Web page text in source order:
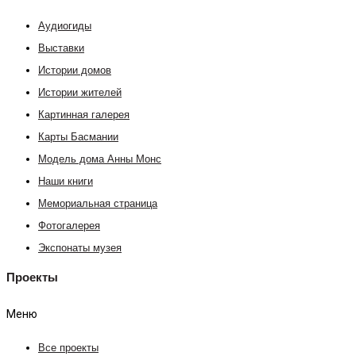
Аудиогиды
Выставки
Истории домов
Истории жителей
Картинная галерея
Карты Басмании
Модель дома Анны Монс
Наши книги
Мемориальная страница
Фотогалерея
Экспонаты музея
Проекты
Меню
Все проекты